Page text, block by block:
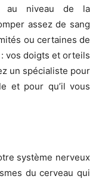
au niveau de la
assez de sang
ou certaines de
vos doigts et orteils
un spécialiste pour
et pour qu’il vous
système nerveux
du cerveau qui